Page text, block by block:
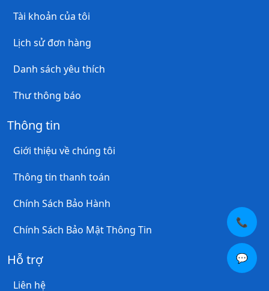
Tài khoản của tôi
Lịch sử đơn hàng
Danh sách yêu thích
Thư thông báo
Thông tin
Giới thiệu về chúng tôi
Thông tin thanh toán
Chính Sách Bảo Hành
Chính Sách Bảo Mật Thông Tin
Hỗ trợ
Liên hệ
📞
💬